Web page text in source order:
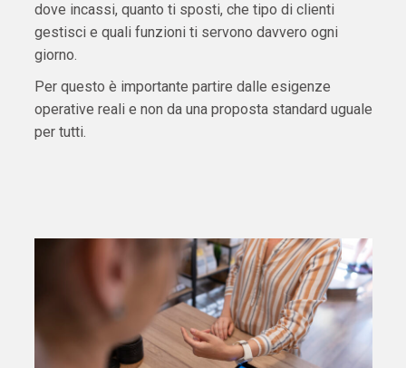
dove incassi, quanto ti sposti, che tipo di clienti
gestisci e quali funzioni ti servono davvero ogni
giorno.
Per questo è importante partire dalle esigenze
operative reali e non da una proposta standard uguale
per tutti.